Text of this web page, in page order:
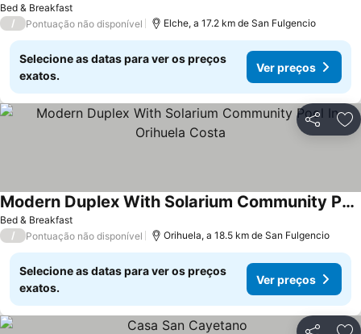
Bed & Breakfast
/ Pontuação não disponível Elche, a 17.2 km de San Fulgencio
Selecione as datas para ver os preços
exatos.
Ver preços
Partilhar
Bed & Breakfast
Modern Duplex With Solarium Community Pool In Orihuela Costa
Ver preços
/ Pontuação não disponível Orihuela, a 18.5 km de San Fulgencio
Selecione as datas para ver os preços
exatos.
Ver preços